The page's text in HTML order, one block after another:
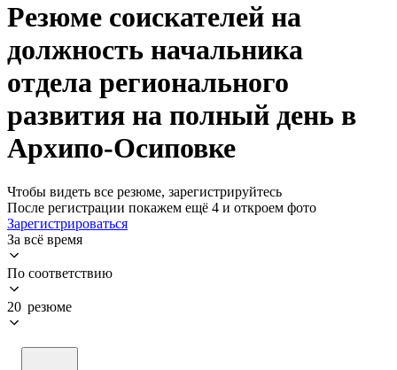
Резюме соискателей на
должность начальника
отдела регионального
развития на полный день в
Архипо-Осиповке
Чтобы видеть все резюме, зарегистрируйтесь
После регистрации покажем ещё 4 и откроем фото
Зарегистрироваться
За всё время
По соответствию
20 резюме